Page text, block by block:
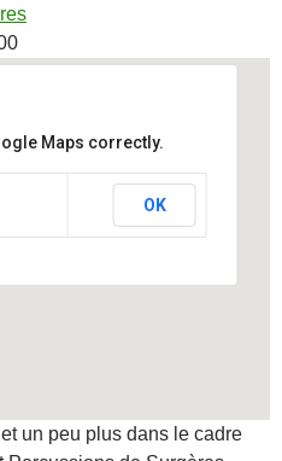
Maps correctly.
OK
un peu plus dans le cadre